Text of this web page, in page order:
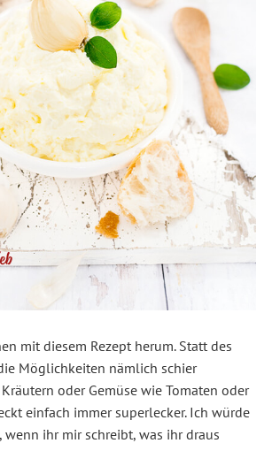
mit diesem Rezept herum. Statt des
Möglichkeiten nämlich schier
oder Gemüse wie Tomaten oder
einfach immer superlecker. Ich würde
wenn ihr mir schreibt, was ihr draus